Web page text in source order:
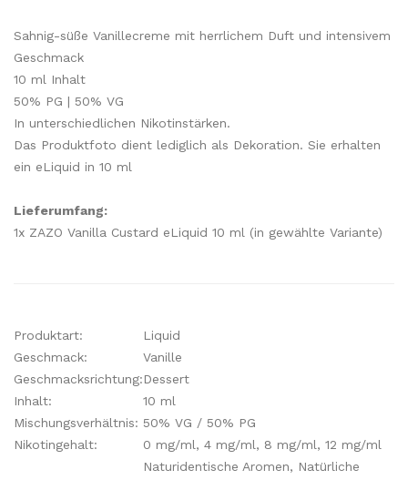
Sahnig-süße Vanillecreme mit herrlichem Duft und intensivem
Geschmack
10 ml Inhalt
50% PG | 50% VG
In unterschiedlichen Nikotinstärken.
Das Produktfoto dient lediglich als Dekoration. Sie erhalten
ein eLiquid in 10 ml
Lieferumfang:
1x ZAZO Vanilla Custard eLiquid 10 ml (in gewählte Variante)
Produktart:
Liquid
Geschmack:
Vanille
Geschmacksrichtung:Dessert
Inhalt:
10 ml
Mischungsverhältnis: 50% VG / 50% PG
Nikotingehalt:
0 mg/ml, 4 mg/ml, 8 mg/ml, 12 mg/ml
Naturidentische Aromen, Natürliche